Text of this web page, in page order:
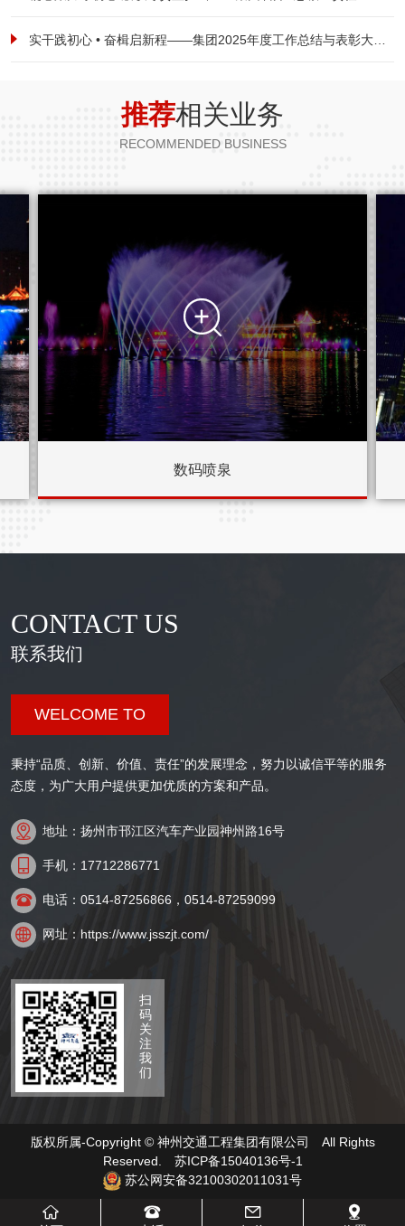
推荐相关业务
RECOMMENDED BUSINESS

数码喷泉
CONTACT US
联系我们
WELCOME TO
秉持“品质、创新、价值、责任”的发展理念，努力以诚信平等的服务
态度，为广大用户提供更加优质的方案和产品。
 地址：扬州市邗江区汽车产业园神州路16号
 手机：17712286771
 电话：0514-87256866，0514-87259099
 网址：https://www.jsszjt.com/
扫
码
关
注
我
们
版权所属-Copyright © 神州交通工程集团有限公司 All Rights
Reserved. 苏ICP备15040136号-1
苏公网安备32100302011031号
   